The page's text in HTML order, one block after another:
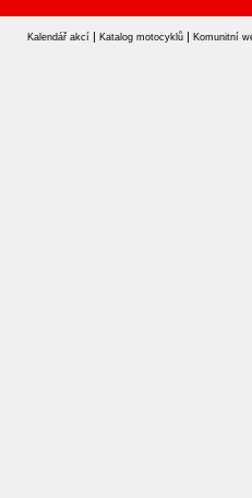
Kalendář akcí |Katalog motocyklů |Komunitní